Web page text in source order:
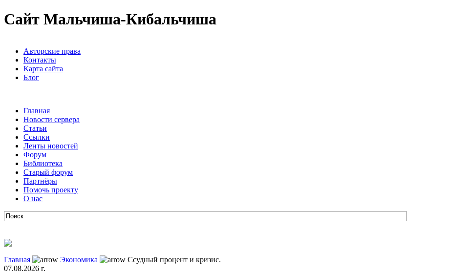
Сайт Мальчиша-Кибальчиша
Авторские права
Контакты
Карта сайта
Блог
Главная
Новости сервера
Статьи
Ссылки
Ленты новостей
Форум
Библиотека
Старый форум
Партнёры
Помочь проекту
О нас
Главная Экономика
Ссудный процент и кризис.
07.08.2026 г.